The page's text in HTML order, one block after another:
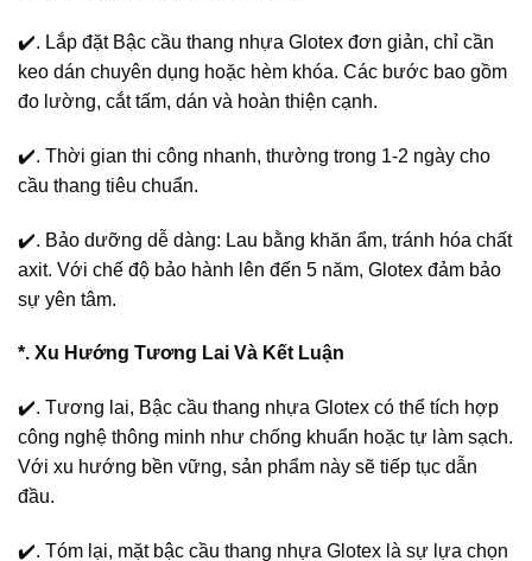
✔️. Lắp đặt Bậc cầu thang nhựa Glotex đơn giản, chỉ cần
keo dán chuyên dụng hoặc hèm khóa. Các bước bao gồm
đo lường, cắt tấm, dán và hoàn thiện cạnh.
✔️. Thời gian thi công nhanh, thường trong 1-2 ngày cho
cầu thang tiêu chuẩn.
✔️. Bảo dưỡng dễ dàng: Lau bằng khăn ẩm, tránh hóa chất
axit. Với chế độ bảo hành lên đến 5 năm, Glotex đảm bảo
sự yên tâm.
*. Xu Hướng Tương Lai Và Kết Luận
✔️. Tương lai, Bậc cầu thang nhựa Glotex có thể tích hợp
công nghệ thông minh như chống khuẩn hoặc tự làm sạch.
Với xu hướng bền vững, sản phẩm này sẽ tiếp tục dẫn
đầu.
✔️. Tóm lại, mặt bậc cầu thang nhựa Glotex là sự lựa chọn